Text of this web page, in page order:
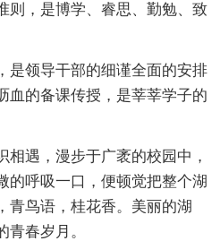
则，是博学、睿思、勤勉、致
是领导干部的细谨全面的安排
血的备课传授，是莘莘学子的
相遇，漫步于广袤的校园中，
的呼吸一口，便顿觉把整个湖
青鸟语，桂花香。美丽的湖
春岁月。